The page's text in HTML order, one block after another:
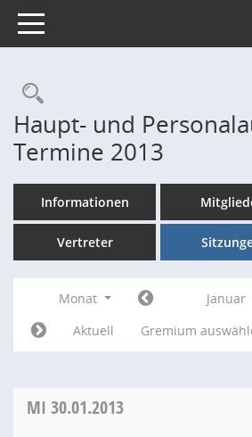
Toggle navigation
Rechercheauswahl
Haupt- und
Termine 2013
Informationen
Vertreter
Monat Januar
Aktuell
Gremium
MI 30.01.2013